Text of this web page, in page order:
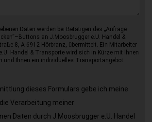
Daten werden bei Betätigen des „Anfrage
an J.Moosbrugger e.U. Handel &
8, A-6912 Hörbranz, übermittelt. Ein Mitarbeiter
Handel & Transporte wird sich in Kürze mit Ihnen
und Ihnen ein individuelles Transportangebot
dieses Formulars gebe ich meine
Verarbeitung meiner
Daten durch J.Moosbrugger e.U. Handel